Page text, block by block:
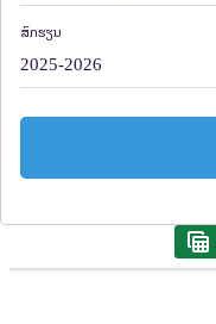
ສົກຮຽນ
table_view